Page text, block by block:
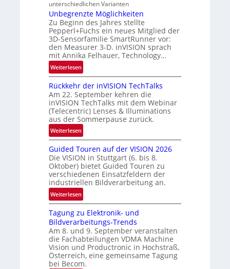
B
-
R
u
n
d
e
e
w
s
‘
unterschiedlichen Varianten
Unbegrenzte Möglichkeiten
Zu Beginn des Jahres stellte
Pepperl+Fuchs ein neues Mitglied der
3D-Sensorfamilie SmartRunner vor:
den Measurer 3-D. inVISION sprach
mit Annika Felhauer, Technology…
Weiterlesen:
U
n
b
e
g
r
e
z
t
e
M
ö
g
l
i
c
h
k
e
Rückkehr der inVISION TechTalks
Am 22. September kehren die
inVISION TechTalks mit dem Webinar
(Telecentric) Lenses & Illuminations
aus der Sommerpause zurück.
Weiterlesen:
R
ü
c
k
k
e
h
d
e
r
i
n
V
Guided Touren auf der VISION 2026
Die VISION in Stuttgart (6. bis 8.
Oktober) bietet Guided Touren zu
verschiedenen Einsatzfeldern der
industriellen Bildverarbeitung an.
Weiterlesen:
G
u
i
d
e
d
T
Tagung zu Elektronik- und
Bildverarbeitungs-Trends
Am 8. und 9. September veranstalten
die Fachabteilungen VDMA Machine
Vision und Productronic in Hochstraß,
Österreich, eine gemeinsame Tagung
bei Becom.